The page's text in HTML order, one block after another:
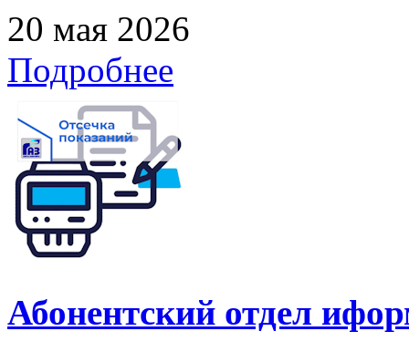
20 мая 2026
Подробнее
Абонентский отдел